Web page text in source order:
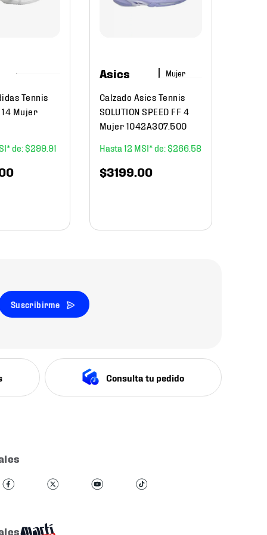
Tennis
Mujer
$299 91
Asics Mujer
Calzado Asics Tennis
SOLUTION SPEED FF 4
Mujer 1042A307.500
12
$266. 58
$3199.00
Suscribirme
Consulta tu pedido